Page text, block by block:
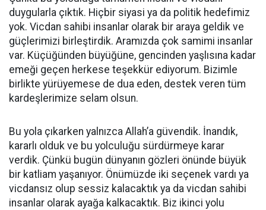
duygularla çıktık. Hiçbir siyasi ya da politik hedefimiz
yok. Vicdan sahibi insanlar olarak bir araya geldik ve
güçlerimizi birleştirdik. Aramızda çok samimi insanlar
var. Küçüğünden büyüğüne, gencinden yaşlısına kadar
emeği geçen herkese teşekkür ediyorum. Bizimle
birlikte yürüyemese de dua eden, destek veren tüm
kardeşlerimize selam olsun.
Bu yola çıkarken yalnızca Allah’a güvendik. İnandık,
kararlı olduk ve bu yolculuğu sürdürmeye karar
verdik. Çünkü bugün dünyanın gözleri önünde büyük
bir katliam yaşanıyor. Önümüzde iki seçenek vardı ya
vicdansız olup sessiz kalacaktık ya da vicdan sahibi
insanlar olarak ayağa kalkacaktık. Biz ikinci yolu